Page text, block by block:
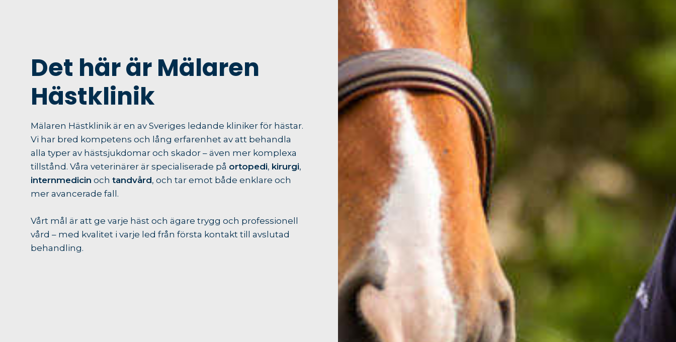
Det här är Mälaren
Hästklinik
Mälaren Hästklinik är en av Sveriges ledande kliniker för hästar.
Vi har bred kompetens och lång erfarenhet av att behandla
alla typer av hästsjukdomar och skador – även mer komplexa
tillstånd. Våra veterinärer är specialiserade på ortopedi, kirurgi,
internmedicin och tandvård, och tar emot både enklare och
mer avancerade fall.
Vårt mål är att ge varje häst och ägare trygg och professionell
vård – med kvalitet i varje led från första kontakt till avslutad
behandling.